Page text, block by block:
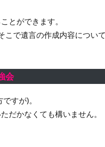
とができます。
で遺言の作成内容につい
会
すが)。
だかなくても構いません。